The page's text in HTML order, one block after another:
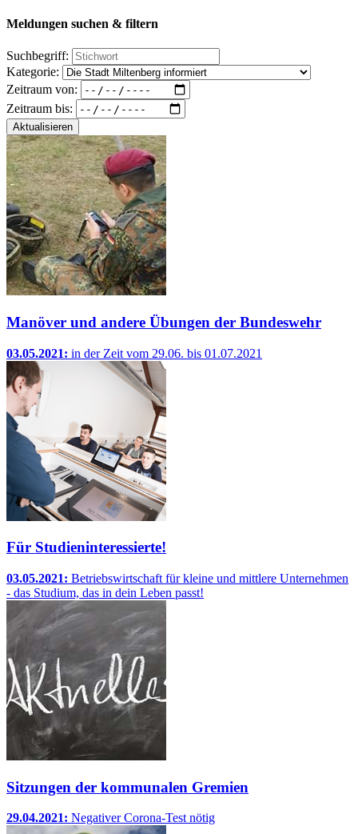
Meldungen suchen & filtern
Suchbegriff:
Kategorie:
Zeitraum von:
Zeitraum bis:
Aktualisieren
Manöver und andere Übungen der Bundeswehr
03.05.2021: in der Zeit vom 29.06. bis 01.07.2021
Für Studieninteressierte!
03.05.2021: Betriebswirtschaft für kleine und mittlere Unternehmen
- das Studium, das in dein Leben passt!
Sitzungen der kommunalen Gremien
29.04.2021: Negativer Corona-Test nötig